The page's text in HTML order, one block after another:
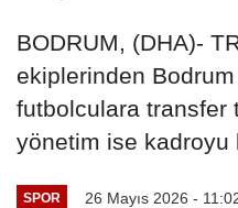
BODRUM, (DHA)-
ekiplerinden
futbolculara transfer
yönetim ise kadroyu
SPOR 26 Mayıs 2026 -